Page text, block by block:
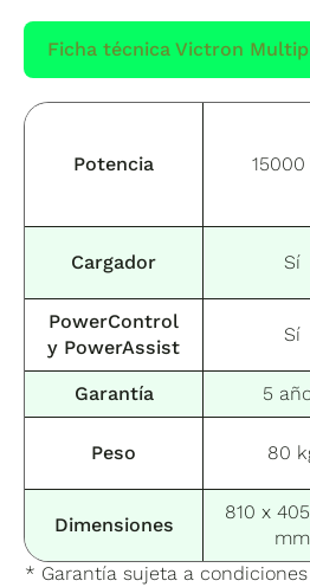
Ficha técnica Victron
Potencia 15000
Cargador Sí
PowerControl
y PowerAssist
Sí
Garantía 5
Peso 80
Dimensiones
810 x
mm
* Garantía sujeta a